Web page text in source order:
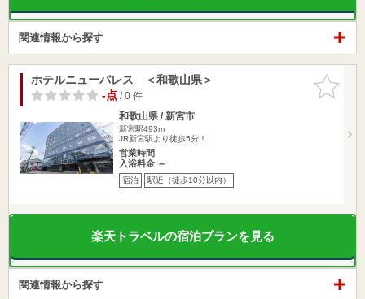
関連情報から探す
お気に入
りに追加
ホテルニューパレス ＜和歌山県＞
-点/ 0 件
和歌山県 / 新宮市
新宮駅493m
JR新宮駅より徒歩5分！
営業時間
入浴料金 ～
宿泊 駅近（徒歩10分以内）
楽天トラベルの宿泊プランを見る
関連情報から探す